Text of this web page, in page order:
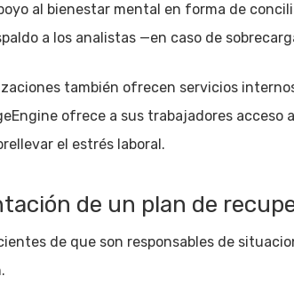
al bienestar mental en forma de
a los analistas —en caso de
también ofrecen servicios
ofrece a sus trabajadores
el estrés laboral.
de un plan de
de que son responsables de